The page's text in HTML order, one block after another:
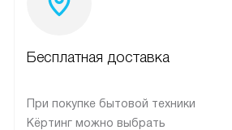
Бесплатная доставка
При покупке бытовой техники
Кёртинг можно выбрать